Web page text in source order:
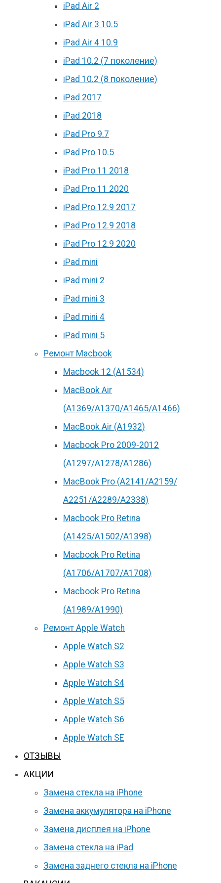
iPad Air 2
iPad Air 3 10.5
iPad Air 4 10.9
iPad 10.2 (7 поколение)
iPad 10.2 (8 поколение)
iPad 2017
iPad 2018
iPad Pro 9.7
iPad Pro 10.5
iPad Pro 11 2018
iPad Pro 11 2020
iPad Pro 12.9 2017
iPad Pro 12.9 2018
iPad Pro 12.9 2020
iPad mini
iPad mini 2
iPad mini 3
iPad mini 4
iPad mini 5
Ремонт Macbook
Macbook 12 (А1534)
MacBook Air
(A1369/A1370/A1465/A1466)
MacBook Air (A1932)
Macbook Pro 2009-2012
(A1297/A1278/A1286)
MacBook Pro (А2141/А2159/
А2251/A2289/A2338)
Macbook Pro Retina
(А1425/A1502/A1398)
Macbook Pro Retina
(А1706/A1707/A1708)
Macbook Pro Retina
(А1989/A1990)
Ремонт Apple Watch
Apple Watch S2
Apple Watch S3
Apple Watch S4
Apple Watch S5
Apple Watch S6
Apple Watch SE
ОТЗЫВЫ
АКЦИИ
Замена стекла на iPhone
Замена аккумулятора на iPhone
Замена дисплея на iPhone
Замена стекла на iPad
Замена заднего стекла на iPhone